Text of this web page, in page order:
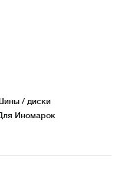
/ диски
Иномарок